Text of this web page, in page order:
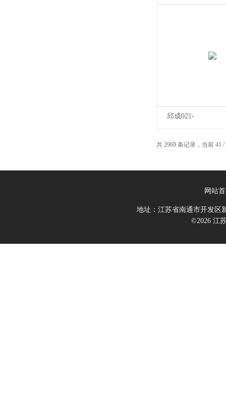
邱成021-
共 2969 条记录，当前 41
网站
地址：江苏省南通市开发区
©2026 江